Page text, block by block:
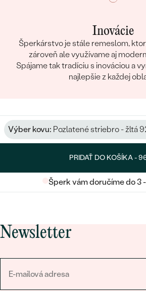
Inovácie
Šperkárstvo je stále remeslom,
zároveň ale využívame aj
Spájame tak tradíciu s inováciou a
najlepšie z každej
Výber kovu: Pozlatené striebro - žltá
PRIDAŤ DO KOŠÍKA -
Šperk vám doručíme do 3
Newsletter